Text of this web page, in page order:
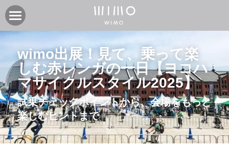
製品
電動アシスト自転車COOZY
電動アシスト自転車COOZY Light
電動クロスバイク URBAN BELT 650
子供自転車wimo kids
オンラインストア
実店舗
CASA WIMO | wimo ショールーム
BASE WIMO | wimo ショールーム
ニュース
お知らせ
サポート
wimo出展！見て、乗って楽
しむ赤レンガの一日【ヨコハ
マサイクルスタイル2025】
試乗チェックポイントから、会場をもっと
楽しむヒントまで